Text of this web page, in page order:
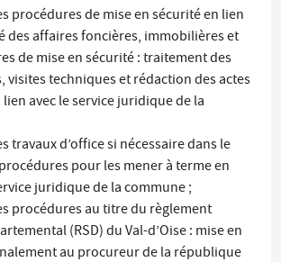
procédures de mise en sécurité en lien
des affaires foncières, immobilières et
de mise en sécurité : traitement des
visites techniques et rédaction des actes
avec le service juridique de la
travaux d’office si nécessaire dans le
pour les mener à terme en
juridique de la commune ;
procédures au titre du règlement
(RSD) du Val-d’Oise : mise en
au procureur de la république